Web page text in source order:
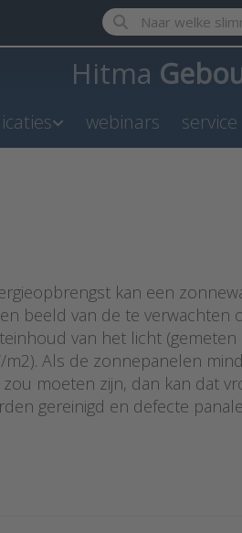
Enter a search
Hitma
webinars service
kan een
beeld van de te verwachten
van het licht
Als de zonnepanelen
moeten zijn, dan kan dat
gereinigd en defecte